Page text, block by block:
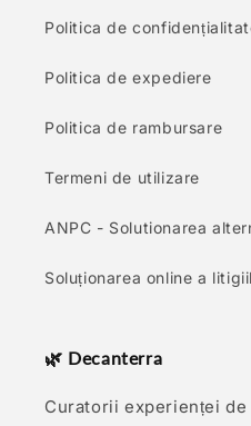
Politica de
Politica de expediere
Politica de rambursare
Termeni de utilizare
ANPC - Solutionarea
Soluționarea online a
🌿 Decanterra
Curatorii experienței